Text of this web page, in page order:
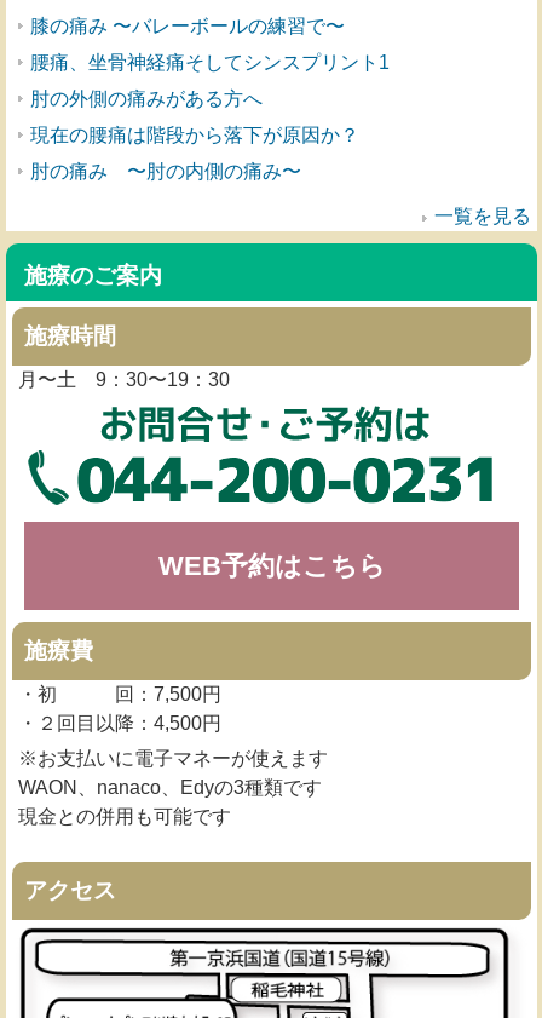
膝の痛み 〜バレーボールの練習で〜
腰痛、坐骨神経痛そしてシンスプリント1
肘の外側の痛みがある方へ
現在の腰痛は階段から落下が原因か？
肘の痛み 〜肘の内側の痛み〜
一覧を見る
施療のご案内
施療時間
月〜土 9：30〜19：30
WEB予約はこちら
施療費
・初 回：7,500円
・２回目以降：4,500円
※お支払いに電子マネーが使えます
WAON、nanaco、Edyの3種類です
現金との併用も可能です
アクセス